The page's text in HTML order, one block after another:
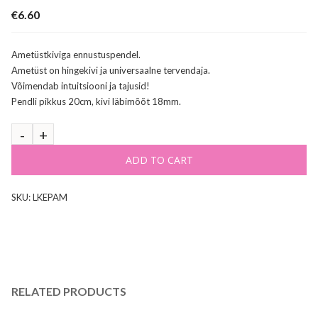
€6.60
Ametüstkiviga ennustuspendel.
Ametüst on hingekivi ja universaalne tervendaja.
Võimendab intuitsiooni ja tajusid!
Pendli pikkus 20cm, kivi läbimõõt 18mm.
ADD TO CART
SKU:LKEPAM
RELATED PRODUCTS